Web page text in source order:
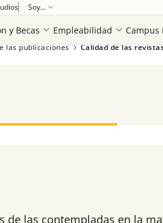
Soy...
y Becas Empleabilidad Campus
las publicaciones Calidad de las
las contempladas en la